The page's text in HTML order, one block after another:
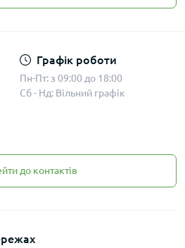
Графік роботи
Пн-Пт: з 09:00 до 18:00
Сб - Нд: Вільний графік
до контактів